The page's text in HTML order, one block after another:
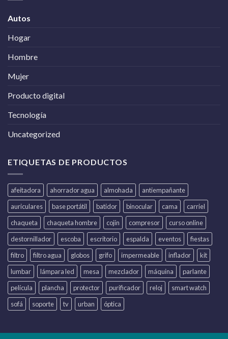
Autos
Hogar
Hombre
Mujer
Producto digital
Tecnología
Uncategorized
ETIQUETAS DE PRODUCTOS
afeitadora ahorrador agua almohada
antiempañante
auriculares
base portátil batidor binocular cama
carriel
chaqueta
chaqueta hombre cojín compresor
curso online
destornillador
escoba escritorio espalda eventos
fiestas
filtro
filtro agua globos grifo impermeable inflador
kit
lumbar
lámpara led mesa mezclador máquina
parlante
película
plancha protector purificador reloj
smart watch
sofá
soporte tv urban óptica